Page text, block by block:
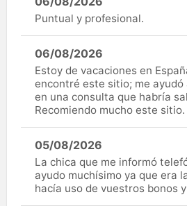
Puntual y profesional.
06/08/2026
Estoy de vacaciones en
encontré este sitio; me ayudó
en una consulta que habría
Recomiendo mucho este sitio.
05/08/2026
La chica que me informó
ayudo muchísimo ya que era
hacía uso de vuestros bonos